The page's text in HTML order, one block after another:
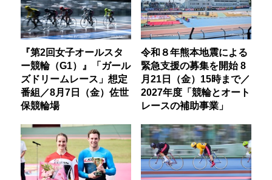
『第2回女子オールスタ
ー競輪（G1）』「ガール
ズドリームレース」想定
番組／8月7日（金）佐世
保競輪場
令和８年熊本地震による
緊急支援の募集を開始 8
月21日（金）15時まで／
2027年度「競輪とオート
レースの補助事業」